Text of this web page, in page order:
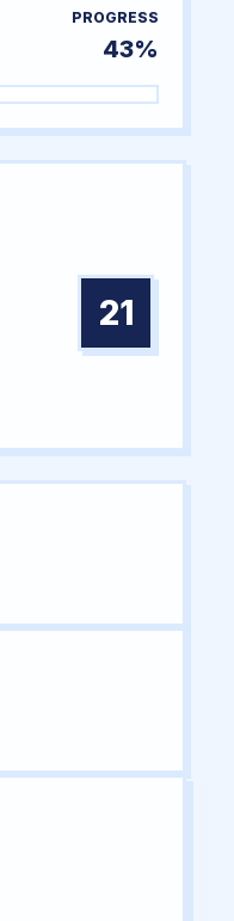
PROGRESS
43%
21